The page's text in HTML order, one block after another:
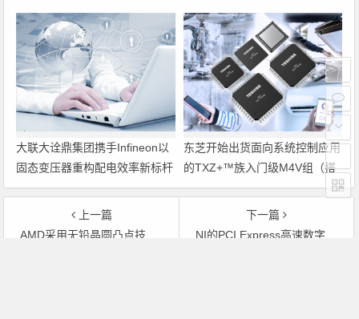
电源设计
暨研讨会
大联大诠鼎集团携手Infineon以
固态变压器重构配电效率新标杆
东芝开始出货面向系统控制应用
的TXZ+™族入门级M4V组（搭
载Arm Cortex‑M4内核的标准微
控制器）工程样品
上一篇
AMD采用无铅晶圆凸点技术,携手Amkor迈向绿色制造
下一篇
NI的PCI Express高速数字I/O板卡吞吐量达200 MB/s